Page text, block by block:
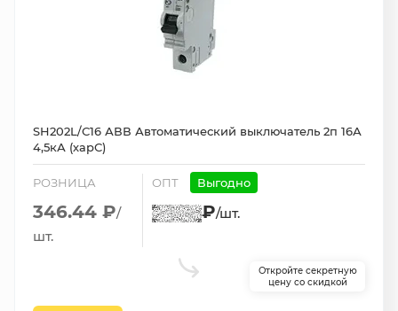
SH202L/С16 АВВ Автоматический выключатель 2п 16А
4,5кА (харС)
РОЗНИЦА
346.44 ₽/
шт.
ОПТ Выгодно
₽/шт.
Откройте секретную
цену со скидкой